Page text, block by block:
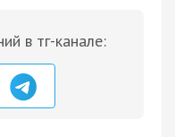
в тг-канале: